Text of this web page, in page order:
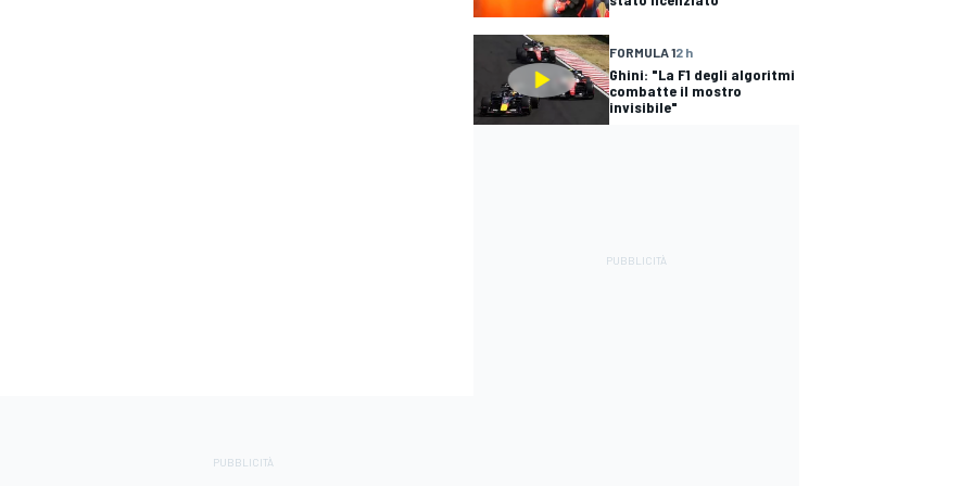
FORMULA 12 h
Ghini: "La F1 degli algoritmi
combatte il mostro
invisibile"